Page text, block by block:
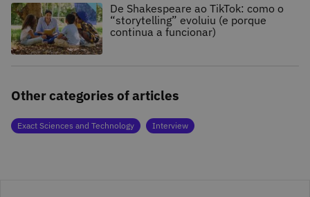
De Shakespeare ao TikTok: como o
“storytelling” evoluiu (e porque
continua a funcionar)
Other categories of articles
Exact Sciences and Technology Interview